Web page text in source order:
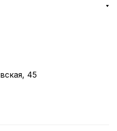
45